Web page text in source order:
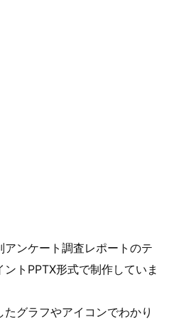
ンケート調査レポートのテ
トPPTX形式で制作していま
グラフやアイコンでわかり